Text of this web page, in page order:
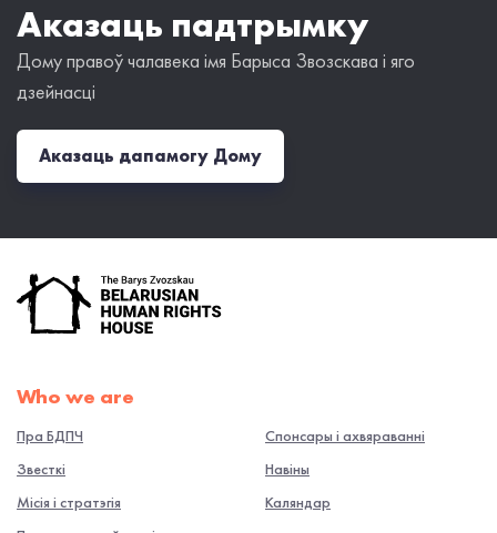
Аказаць падтрымку
Дому правоў чалавека імя Барыса Звозскава і яго
дзейнасці
Аказаць дапамогу Дому
Who we are
Пра БДПЧ
Звесткі
Місія і стратэгія
Спонсары і ахвяраванні
Навiны
Каляндар